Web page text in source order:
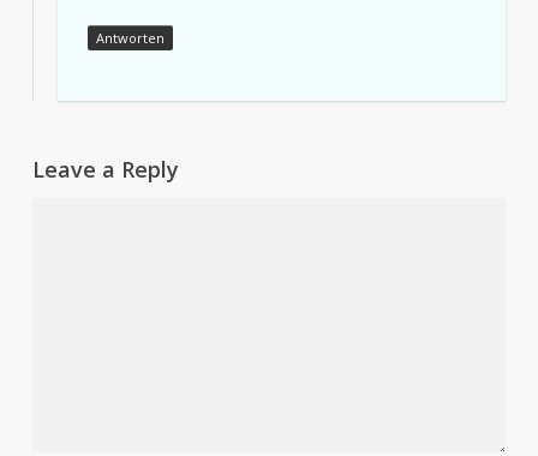
Antworten
Leave a Reply